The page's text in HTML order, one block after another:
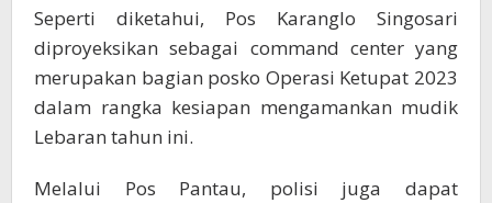
Seperti diketahui, Pos Karanglo Singosari
diproyeksikan sebagai command center yang
merupakan bagian posko Operasi Ketupat 2023
dalam rangka kesiapan mengamankan mudik
Lebaran tahun ini.
Melalui Pos Pantau, polisi juga dapat